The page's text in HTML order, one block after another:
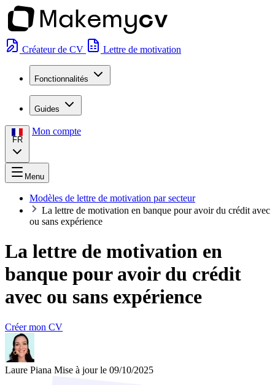
Créateur de CV Lettre de motivation
Fonctionnalités
Guides
FR
Mon compte
Menu
Modèles de lettre de motivation par secteur
La lettre de motivation en banque pour avoir du crédit avec
ou sans expérience
La lettre de motivation en
banque pour avoir du crédit
avec ou sans expérience
Créer mon CV
Laure Piana Mise à jour le 09/10/2025